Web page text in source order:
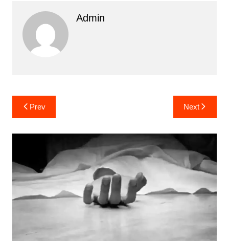
Admin
Post
navigation
Prev Next